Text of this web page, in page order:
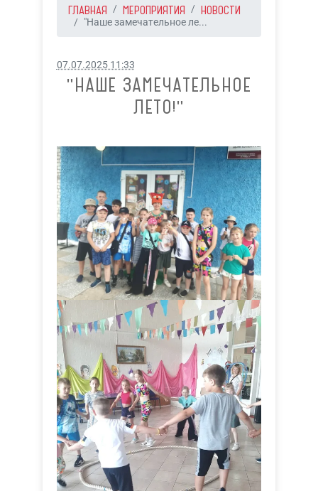
ГЛАВНАЯ МЕРОПРИЯТИЯ НОВОСТИ
"Наше замечательное ле...
07.07.2025 11:33
"НАШЕ ЗАМЕЧАТЕЛЬНОЕ
ЛЕТО!"